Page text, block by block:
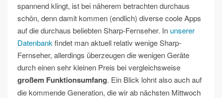
spannend klingt, ist bei näherem betrachten durchaus
schön, denn damit kommen (endlich) diverse coole Apps
auf die durchaus beliebten Sharp-Fernseher. In unserer
Datenbank findet man aktuell relativ wenige Sharp-
Fernseher, allerdings überzeugen die wenigen Geräte
durch einen sehr kleinen Preis bei vergleichsweise
großem Funktionsumfang. Ein Blick lohnt also auch auf
die kommende Generation, die wir ab nächsten Mittwoch